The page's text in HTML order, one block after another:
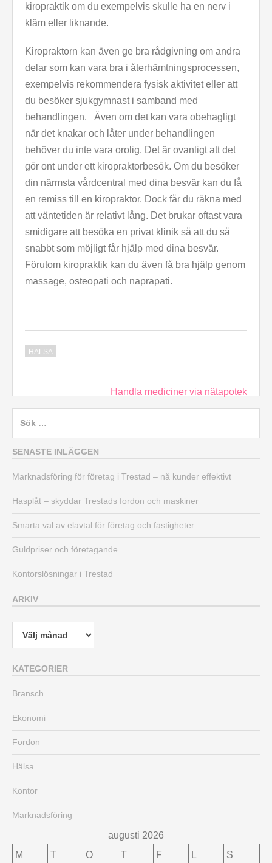
kiropraktik om du exempelvis skulle ha en nerv i
kläm eller liknande.
Kiropraktorn kan även ge bra rådgivning om andra
delar som kan vara bra i återhämtningsprocessen,
exempelvis rekommendera fysisk aktivitet eller att
du besöker sjukgymnast i samband med
behandlingen. Även om det kan vara obehagligt
när det knakar och låter under behandlingen
behöver du inte vara orolig. Det är ovanligt att det
gör ont under ett kiropraktorbesök. Om du besöker
din närmsta vårdcentral med dina besvär kan du få
en remiss till en kiropraktor. Dock får du räkna med
att väntetiden är relativt lång. Det brukar oftast vara
smidigare att besöka en privat klinik så att du så
snabbt som möjligt får hjälp med dina besvär.
Förutom kiropraktik kan du även få bra hjälp genom
massage, osteopati och naprapati.
HÄLSA
InläggsnavigeringHandla mediciner via nätapotek
SENASTE INLÄGGEN
Marknadsföring för företag i Trestad – nå kunder effektivt
Hasplåt – skyddar Trestads fordon och maskiner
Smarta val av elavtal för företag och fastigheter
Guldpriser och företagande
Kontorslösningar i Trestad
ARKIV
Arkiv
KATEGORIER
Bransch
Ekonomi
Fordon
Hälsa
Kontor
Marknadsföring
augusti 2026
M
T O T F L S